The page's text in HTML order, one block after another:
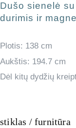
Dušo sienelė
durimis ir
Plotis: 138 cm
Aukštis: 194.7 cm
Dėl kitų dydžių
stiklas / furnitūra